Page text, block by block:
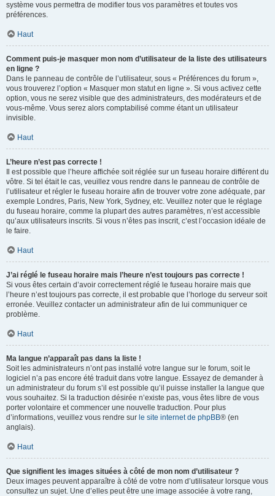
système vous permettra de modifier tous vos paramètres et toutes vos
préférences.
Haut
Comment puis-je masquer mon nom d’utilisateur de la liste des utilisateurs
en ligne ?
Dans le panneau de contrôle de l’utilisateur, sous « Préférences du forum »,
vous trouverez l’option « Masquer mon statut en ligne ». Si vous activez cette
option, vous ne serez visible que des administrateurs, des modérateurs et de
vous-même. Vous serez alors comptabilisé comme étant un utilisateur
invisible.
Haut
L’heure n’est pas correcte !
Il est possible que l’heure affichée soit réglée sur un fuseau horaire différent du
vôtre. Si tel était le cas, veuillez vous rendre dans le panneau de contrôle de
l’utilisateur et régler le fuseau horaire afin de trouver votre zone adéquate, par
exemple Londres, Paris, New York, Sydney, etc. Veuillez noter que le réglage
du fuseau horaire, comme la plupart des autres paramètres, n’est accessible
qu’aux utilisateurs inscrits. Si vous n’êtes pas inscrit, c’est l’occasion idéale de
le faire.
Haut
J’ai réglé le fuseau horaire mais l’heure n’est toujours pas correcte !
Si vous êtes certain d’avoir correctement réglé le fuseau horaire mais que
l’heure n’est toujours pas correcte, il est probable que l’horloge du serveur soit
erronée. Veuillez contacter un administrateur afin de lui communiquer ce
problème.
Haut
Ma langue n’apparaît pas dans la liste !
Soit les administrateurs n’ont pas installé votre langue sur le forum, soit le
logiciel n’a pas encore été traduit dans votre langue. Essayez de demander à
un administrateur du forum s’il est possible qu’il puisse installer la langue que
vous souhaitez. Si la traduction désirée n’existe pas, vous êtes libre de vous
porter volontaire et commencer une nouvelle traduction. Pour plus
d’informations, veuillez vous rendre sur le site internet de phpBB® (en
anglais).
Haut
Que signifient les images situées à côté de mon nom d’utilisateur ?
Deux images peuvent apparaître à côté de votre nom d’utilisateur lorsque vous
consultez un sujet. Une d’elles peut être une image associée à votre rang,